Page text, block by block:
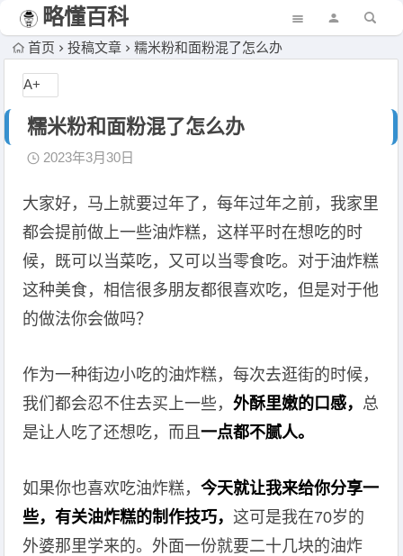
略懂百科
首页 投稿文章 糯米粉和面粉混了怎么办
糯米粉和面粉混了怎么办
2023年3月30日
大家好，马上就要过年了，每年过年之前，我家里
都会提前做上一些油炸糕，这样平时在想吃的时
候，既可以当菜吃，又可以当零食吃。对于油炸糕
这种美食，相信很多朋友都很喜欢吃，但是对于他
的做法你会做吗？
作为一种街边小吃的油炸糕，每次去逛街的时候，
我们都会忍不住去买上一些，外酥里嫩的口感， 总
是让人吃了还想吃，而且一点都不腻人。
如果你也喜欢吃油炸糕，今天就让我来给你分享一
些，有关油炸糕的制作技巧， 这可是我在70岁的
外婆那里学来的。外面一份就要二十几块的油炸
A+